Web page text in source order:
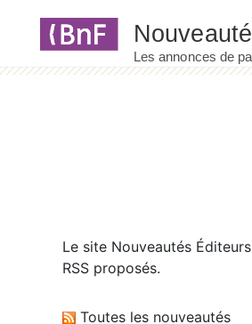
Le site Nouveautés Éditeurs
RSS proposés.
Toutes les nouveautés